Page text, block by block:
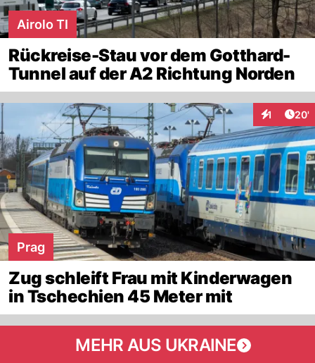
Airolo TI
Rückreise-Stau vor dem Gotthard-
Tunnel auf der A2 Richtung Norden
1 20'
Prag
Zug schleift Frau mit Kinderwagen
in Tschechien 45 Meter mit
MEHR AUS UKRAINE